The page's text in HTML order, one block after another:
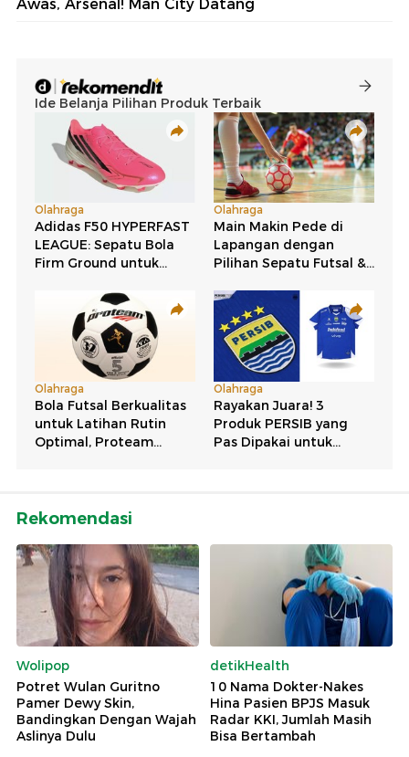
Awas, Arsenal! Man City Datang
Rekomendasi
Wolipop
Potret Wulan Guritno
Pamer Dewy Skin,
Bandingkan Dengan Wajah
Aslinya Dulu
detikHealth
10 Nama Dokter-Nakes
Hina Pasien BPJS Masuk
Radar KKI, Jumlah Masih
Bisa Bertambah